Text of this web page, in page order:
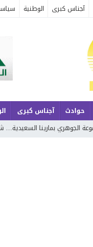
آجناس كبرى الوطنية
حوادث آجناس كبرى
السعيدية… شقق عصرية